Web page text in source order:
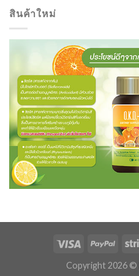
สินค้าใหม่
Copyright 2026 ©